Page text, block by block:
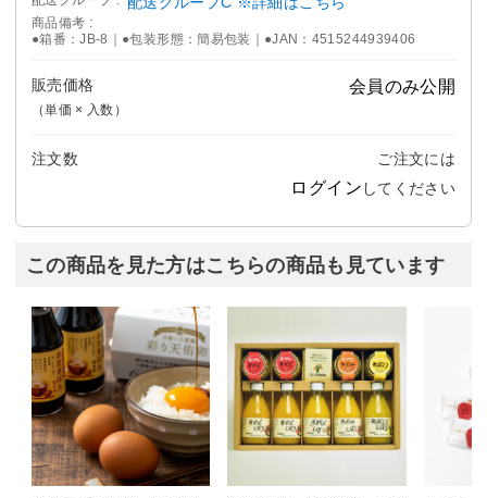
商品備考
●箱番：JB-8｜●包装形態：簡易包装｜●JAN：4515244939406
販売価格
（単価 × 入数）
会員のみ公開
注文数 ご注文には
ログイン してください
この商品を見た方はこちらの商品も見ています